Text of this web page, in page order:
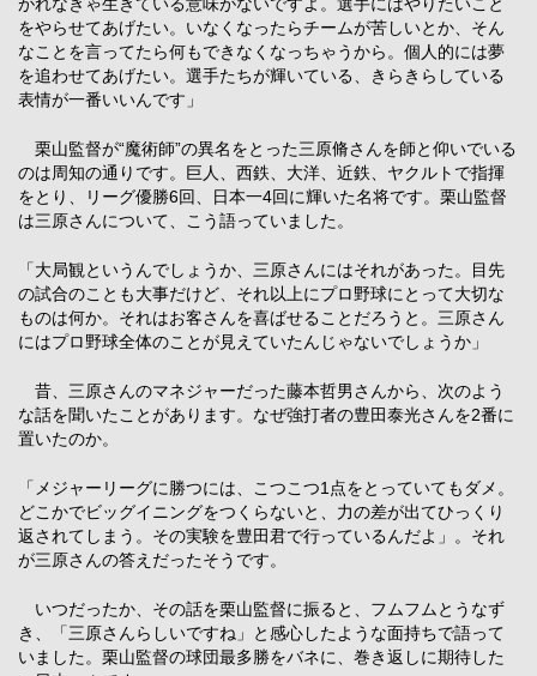
をやらせてあげたい。いなくなったらチームが苦しいとか、そん
なことを言ってたら何もできなくなっちゃうから。個人的には夢
を追わせてあげたい。選手たちが輝いている、きらきらしている
表情が一番いいんです」
栗山監督が“魔術師”の異名をとった三原脩さんを師と仰いでいる
のは周知の通りです。巨人、西鉄、大洋、近鉄、ヤクルトで指揮
をとり、リーグ優勝6回、日本一4回に輝いた名将です。栗山監督
は三原さんについて、こう語っていました。
「大局観というんでしょうか、三原さんにはそれがあった。目先
の試合のことも大事だけど、それ以上にプロ野球にとって大切な
ものは何か。それはお客さんを喜ばせることだろうと。三原さん
にはプロ野球全体のことが見えていたんじゃないでしょうか」
昔、三原さんのマネジャーだった藤本哲男さんから、次のよう
な話を聞いたことがあります。なぜ強打者の豊田泰光さんを2番に
置いたのか。
「メジャーリーグに勝つには、こつこつ1点をとっていてもダメ。
どこかでビッグイニングをつくらないと、力の差が出てひっくり
返されてしまう。その実験を豊田君で行っているんだよ」。それ
が三原さんの答えだったそうです。
いつだったか、その話を栗山監督に振ると、フムフムとうなず
き、「三原さんらしいですね」と感心したような面持ちで語って
いました。栗山監督の球団最多勝をバネに、巻き返しに期待した